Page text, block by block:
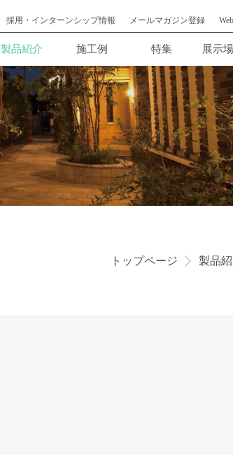
採用・インターンシップ情報 メールマガジン登録
製品紹介 施工例 特集 展示
トップページ 製品